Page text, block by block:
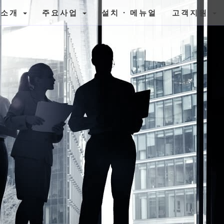
개 주요사업 설치 · 메뉴얼 고객지원